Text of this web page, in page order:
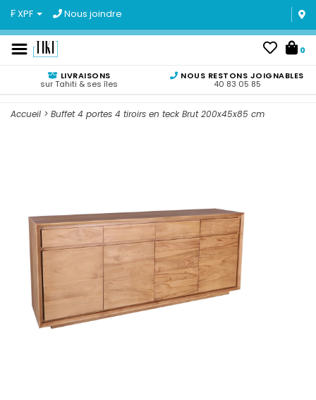
₣ XPF Nous joindre
0
LIVRAISONS
sur Tahiti & ses îles
NOUS RESTONS JOIGNABLES
40 83 05 85
Accueil > Buffet 4 portes 4 tiroirs en teck Brut 200x45x85 cm